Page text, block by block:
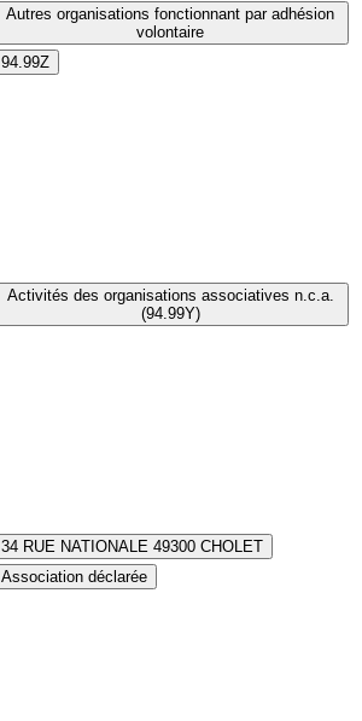
Autres organisations fonctionnant par adhésion
volontaire
94.99Z
Activités des organisations associatives n.c.a.
(94.99Y)
34 RUE NATIONALE 49300 CHOLET
Association déclarée